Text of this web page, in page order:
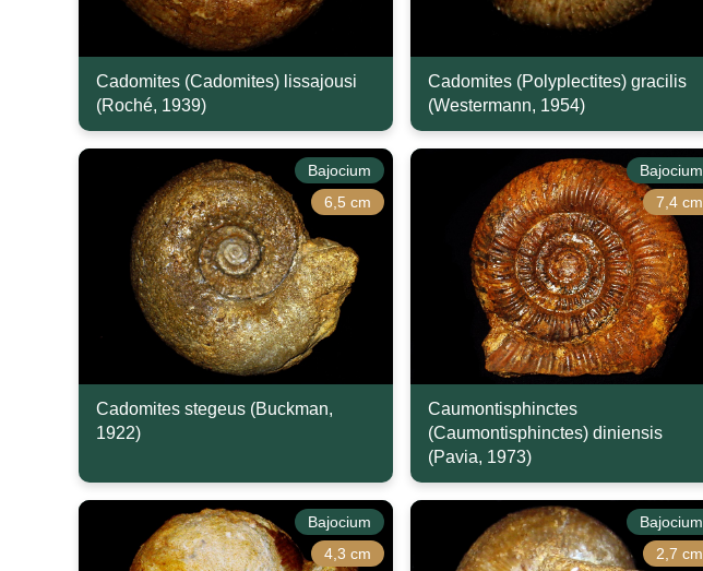
Cadomites (Cadomites) lissajousi
(Roché, 1939)
Cadomites (Polyplectites) gracilis
(Westermann, 1954)
Bajocium
6,5 cm
Cadomites stegeus (Buckman,
1922)
Bajocium
7,4 cm
Caumontisphinctes
(Caumontisphinctes) diniensis
(Pavia, 1973)
Bajocium
4,3 cm
Bajocium
2,7 cm